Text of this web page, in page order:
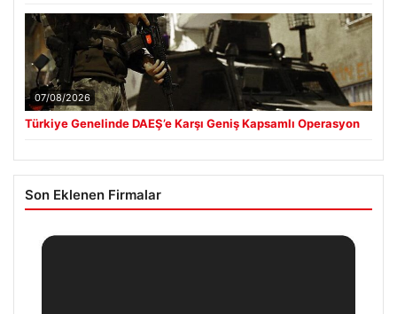
07/08/2026
Türkiye Genelinde DAEŞ’e Karşı Geniş Kapsamlı Operasyon
Son Eklenen Firmalar